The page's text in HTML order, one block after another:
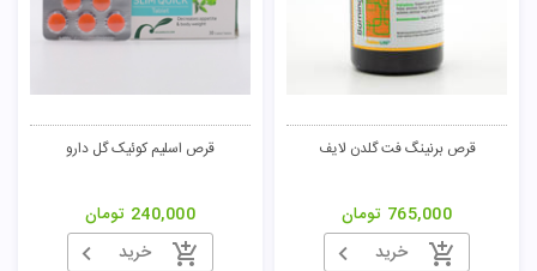
قرص برنینگ فت گلدن لایف
765,000 تومان
خرید
قرص اسلیم کوئیک گل دارو
240,000 تومان
خرید